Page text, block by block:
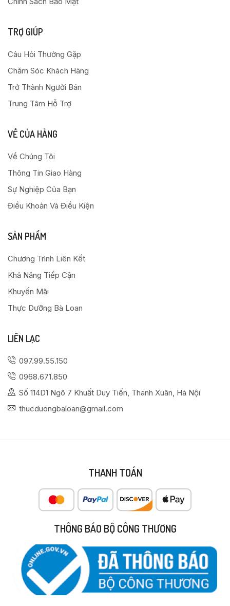
TRỢ GIÚP
Câu Hỏi Thường Gặp
Chăm Sóc Khách Hàng
Trở Thành Người Bán
Trung Tâm Hỗ Trợ
VỀ CỦA HÀNG
Về Chúng Tôi
Thông Tin Giao Hàng
Sự Nghiệp Của Bạn
Điều Khoản Và Điều Kiện
SẢN PHẨM
Chương Trình Liên Kết
Khả Năng Tiếp Cận
Khuyến Mãi
Thực Dưỡng Bà Loan
LIÊN LẠC
097.99.55.150
0968.671.850
Số 114D1 Ngõ 7 Khuất Duy Tiến, Thanh Xuân, Hà Nội
thucduongbaloan@gmail.com
THANH TOÁN
THÔNG BÁO BỘ CÔNG THƯƠNG